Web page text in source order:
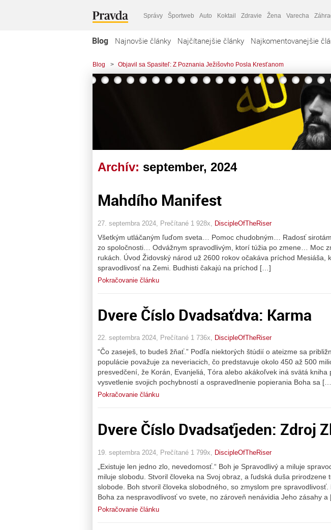
Správy Športweb Auto Koktail Zdravie Žena Varecha
Blog Najnovšie články Najčítanejšie články Najkomentovanejšie
Blog > Objavil sa Spasiteľ: Z Poznania Ježišovho Posla Kresťanom
Archív: september, 2024
Mahdího Manifest
27. septembra 2024, Prečítané 1 928x, DiscipleOfTheRiser
Všetkým utláčaným ľuďom sveta… Pomoc chudobným… Radosť
zo spoločnosti… Odvážnym spravodlivým, ktorí túžia po zmene… Moc
rukách. Úvod Židovský národ už 2600 rokov očakáva príchod Mesiáša,
spravodlivosť na Zemi. Budhisti čakajú na príchod […]
Pokračovanie článku
Dvere Číslo Dvadsaťdva: Karma
22. septembra 2024, Prečítané 1 736x, DiscipleOfTheRiser
“Čo zaseješ, to budeš žňať.” Podľa niektorých štúdií o ateizme sa
populácie považuje za neveriacich, čo predstavuje okolo 450 až 500
presvedčení, že Korán, Evanjeliá, Tóra alebo akákoľvek iná svätá kniha
vysvetlenie svojich pochybností a ospravedlnenie popierania Boha sa
Pokračovanie článku
Dvere Číslo Dvadsaťjeden: Zdroj
19. septembra 2024, Prečítané 1 799x, DiscipleOfTheRiser
„Existuje len jedno zlo, nevedomosť.“ Boh je Spravodlivý a miluje
miluje slobodu. Stvoril človeka na Svoj obraz, a ľudská duša prirodzene
slobode. Boh stvoril človeka slobodného, so zmyslom pre
Boha za nespravodlivosť vo svete, no zároveň nenávidia Jeho zásahy
Pokračovanie článku